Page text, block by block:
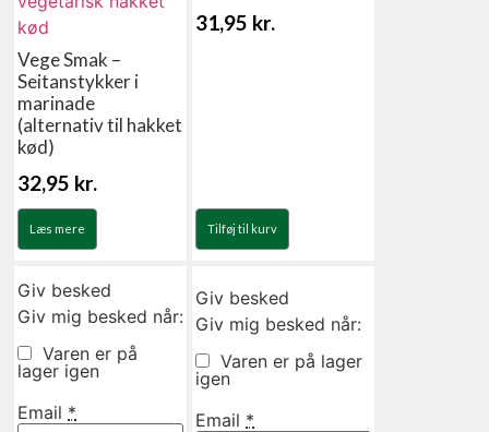
Vege Smak –
Seitanstykker i
marinade
(alternativ til hakket
kød)
32,95 kr.
Læs mere
31,95 kr.
Tilføj til kurv
Giv besked
Giv mig besked når:
Varen er på
lager igen
Email *
Giv besked
Giv mig besked når:
Varen er på lager
igen
Email *